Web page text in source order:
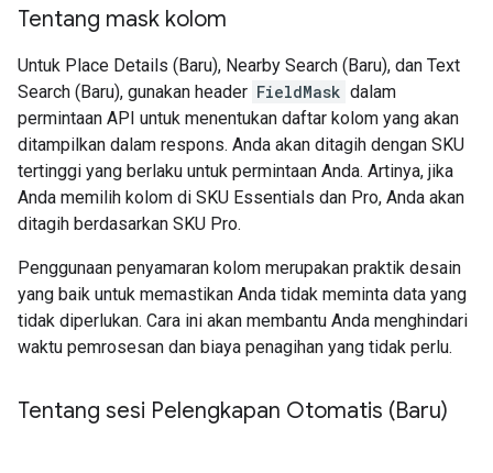
Tentang mask kolom
Untuk Place Details (Baru), Nearby Search (Baru), dan Text
Search (Baru), gunakan header FieldMask dalam
permintaan API untuk menentukan daftar kolom yang akan
ditampilkan dalam respons. Anda akan ditagih dengan SKU
tertinggi yang berlaku untuk permintaan Anda. Artinya, jika
Anda memilih kolom di SKU Essentials dan Pro, Anda akan
ditagih berdasarkan SKU Pro.
Penggunaan penyamaran kolom merupakan praktik desain
yang baik untuk memastikan Anda tidak meminta data yang
tidak diperlukan. Cara ini akan membantu Anda menghindari
waktu pemrosesan dan biaya penagihan yang tidak perlu.
Tentang sesi Pelengkapan Otomatis (Baru)